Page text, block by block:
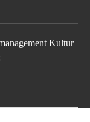
Kultur